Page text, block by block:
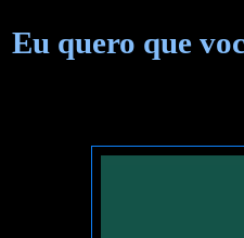
Eu quero que